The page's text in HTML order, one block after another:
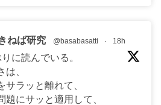
ねば研究 @basabasatti · 18h
に読んでいる。
は、
サラッと離れて、
題にサッと適用して、